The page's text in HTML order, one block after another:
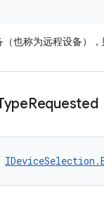
也称为远程设备），
Requested